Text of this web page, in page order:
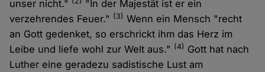
unser nicht."
"In der Majestät ist er ein
verzehrendes Feuer." (3) Wenn ein Mensch "recht
an Gott gedenket, so erschrickt ihm das Herz im
Leibe und liefe wohl zur Welt aus." (4) Gott hat nach
Luther eine geradezu sadistische Lust am